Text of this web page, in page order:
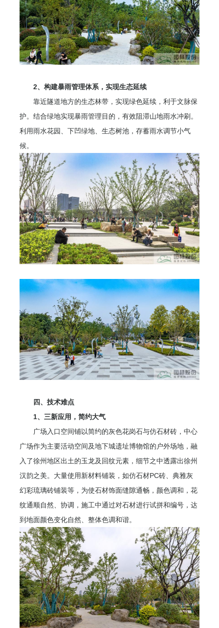
2、构建暴雨管理体系，实现生态延续
靠近隧道地方的生态林带，实现绿色延续，利于文脉保
护。结合绿地实现暴雨管理目的，有效阻滞山地雨水冲刷。
利用雨水花园、下凹绿地、生态树池，存蓄雨水调节小气
候。
四、技术难点
1、三新应用，简约大气
广场入口空间铺以简约的灰色花岗石与仿石材砖，中心
广场作为主要活动空间及地下城遗址博物馆的户外场地，融
入了徐州地区出土的玉龙及回纹元素，细节之中透露出徐州
汉韵之美。大量使用新材料铺装，如仿石材PC砖、典雅灰
幻彩琉璃砖铺装等，为使石材饰面缝隙通畅，颜色调和，花
纹通顺自然、协调，施工中通过对石材进行试拼和编号，达
到地面颜色变化自然、整体色调和谐。